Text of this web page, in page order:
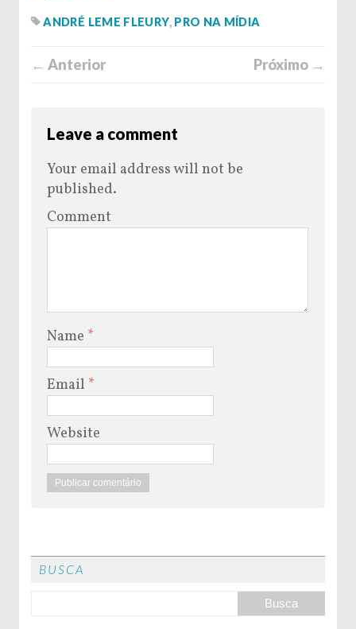
ANDRÉ LEME FLEURY, PRO NA MÍDIA
← Anterior Próximo →
Leave a comment
Your email address will not be
published.
Comment
Name *
Email *
Website
BUSCA